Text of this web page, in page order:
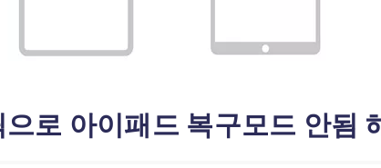
로 아이패드 복구모드 안됨